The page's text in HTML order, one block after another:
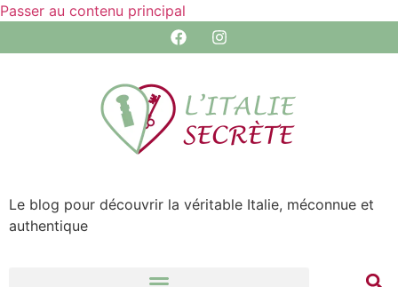
Passer au contenu principal
Le blog pour découvrir la véritable Italie, méconnue et
authentique